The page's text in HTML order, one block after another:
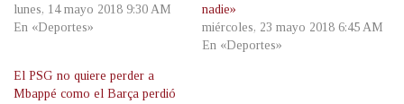
lunes, 14 mayo 2018 9:30 AM
En «Deportes»
nadie»
miércoles, 23 mayo 2018 6:45 AM
En «Deportes»
El PSG no quiere perder a
Mbappé como el Barça perdió